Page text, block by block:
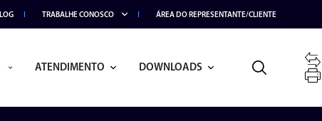
TRABALHE CONOSCO ÁREA DO REPRESENTANTE/CLIENTE
ATENDIMENTO DOWNLOADS